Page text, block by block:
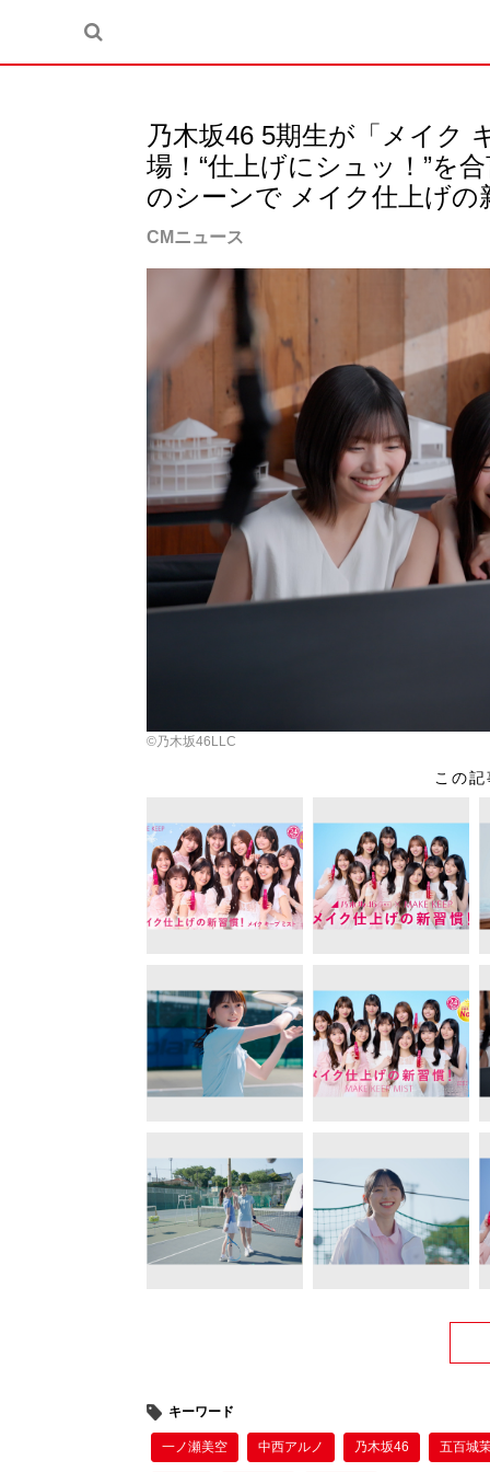
乃木坂46 5期生が「メイク
場！“仕上げにシュッ！”を
のシーンで メイク仕上げの
CMニュース
©乃木坂46LLC
この記
キーワード
一ノ瀬美空 中西アルノ 乃木坂46 五百城